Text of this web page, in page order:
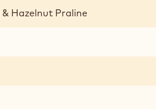
Hazelnut Praline